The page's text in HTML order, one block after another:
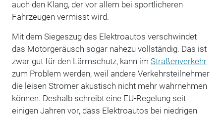
auch den Klang, der vor allem bei sportlicheren
Fahrzeugen vermisst wird.
Mit dem Siegeszug des Elektroautos verschwindet
das Motorgeräusch sogar nahezu vollständig. Das ist
zwar gut für den Lärmschutz, kann im Straßenverkehr
zum Problem werden, weil andere Verkehrsteilnehmer
die leisen Stromer akustisch nicht mehr wahrnehmen
können. Deshalb schreibt eine EU-Regelung seit
einigen Jahren vor, dass Elektroautos bei niedrigen